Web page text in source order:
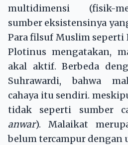
multidimensi (fisik-
sumber eksistensinya
Para filsuf Muslim
Plotinus mengatakan,
akal aktif. Berbeda
Suhrawardi, bahwa
cahaya itu sendiri.
tidak seperti sumber
anwar). Malaikat
belum tercampur dengan